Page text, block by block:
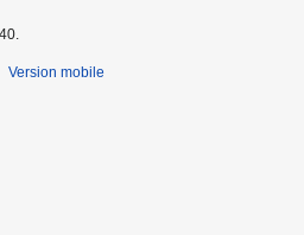
Version mobile